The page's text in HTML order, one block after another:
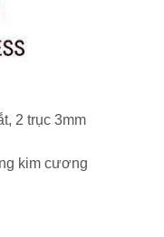
2 trục 3mm
kim cương